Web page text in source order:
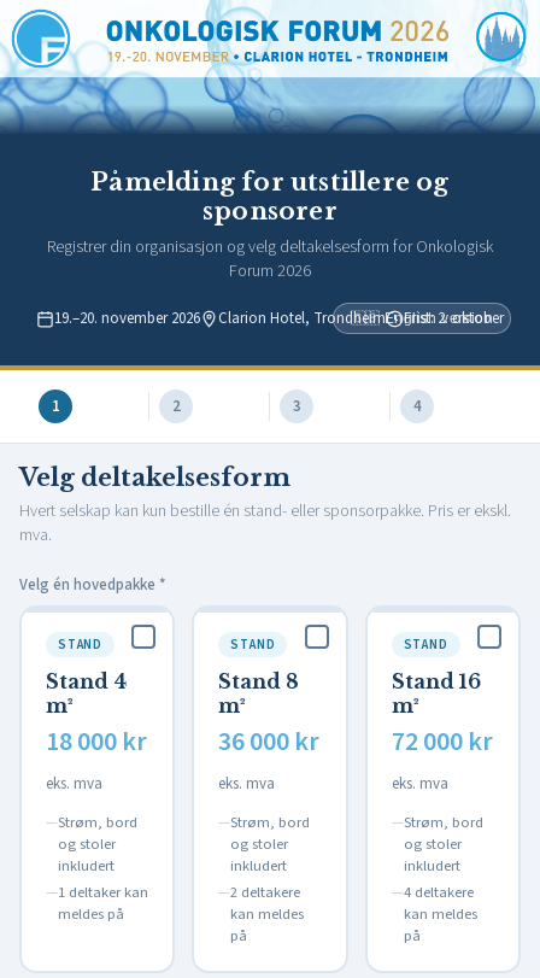
Påmelding for utstillere og
sponsorer
Registrer din organisasjon og velg deltakelsesform for Onkologisk
Forum 2026
19.–20. november 2026 Clarion Hotel, Trondheim Frist: 2. oktober
🇬🇧 English version
1 2 3 4
Velg deltakelsesform
Hvert selskap kan kun bestille én stand- eller sponsorpakke. Pris er ekskl.
mva.
Velg én hovedpakke *
STAND
Stand 4
m²
18 000 kr
eks. mva
Strøm, bord
og stoler
inkludert
1 deltaker kan
meldes på
STAND
Stand 8
m²
36 000 kr
eks. mva
Strøm, bord
og stoler
inkludert
2 deltakere
kan meldes
på
STAND
Stand 16
m²
72 000 kr
eks. mva
Strøm, bord
og stoler
inkludert
4 deltakere
kan meldes
på